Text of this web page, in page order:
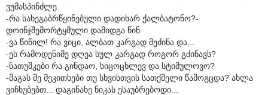
ვუმასპინძლე
-რა სახეგაბრწყინებული დადიხარ ქალბატონო?-
დოინჯშემორტყმული დამიდგა წინ
-ვა წიწილ! რა ვიცი, ალბათ კარგად მეძინა და...
-ეს რამოდენიმე დღეა სულ კარგად როგორ გძინავს?
-ნათუშკები რა გინდაო, სიცოცხლევ და სტიმულოვო?
-მაგას მე მეკითხები თუ სხვისთვის სათქმელი წამოგცდა? ახლა
ვიჩხუბებთ... დაგინახე ნიკას ესაუბრებოდი...